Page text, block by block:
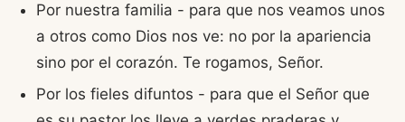
Por nuestra familia - para que nos veamos unos
a otros como Dios nos ve: no por la apariencia
sino por el corazón. Te rogamos, Señor.
Por los fieles difuntos - para que el Señor que